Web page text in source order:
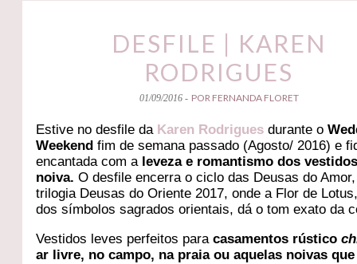
DESFILE | KAREN
RODRIGUES
01/09/2016 - POR FERNANDA FLORET
Estive no desfile da Karen Rodrigues durante o
Weekend fim de semana passado (Agosto/ 2016) e
encantada com a leveza e romantismo dos
noiva. O desfile encerra o ciclo das Deusas do
trilogia Deusas do Oriente 2017, onde a Flor de
dos símbolos sagrados orientais, dá o tom exato da
Vestidos leves perfeitos paracasamentos rústico
ar livre, no campo, na praia ou aquelas noivas que